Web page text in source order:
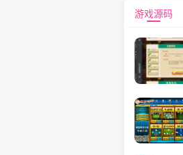
游戏源码